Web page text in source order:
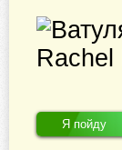
Я пойду